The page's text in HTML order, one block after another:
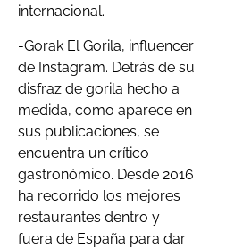
internacional.
-Gorak El Gorila, influencer
de Instagram. Detrás de su
disfraz de gorila hecho a
medida, como aparece en
sus publicaciones, se
encuentra un crítico
gastronómico. Desde 2016
ha recorrido los mejores
restaurantes dentro y
fuera de España para dar